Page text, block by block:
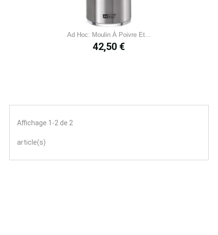
Ad Hoc: Moulin À Poivre Et...
Prix
42,50 €
Affichage 1-2 de 2
article(s)